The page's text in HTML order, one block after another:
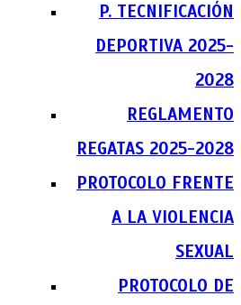
P. TECNIFICACIÓN
DEPORTIVA 2025-
2028
REGLAMENTO
REGATAS 2025-2028
PROTOCOLO FRENTE
A LA VIOLENCIA
SEXUAL
PROTOCOLO DE